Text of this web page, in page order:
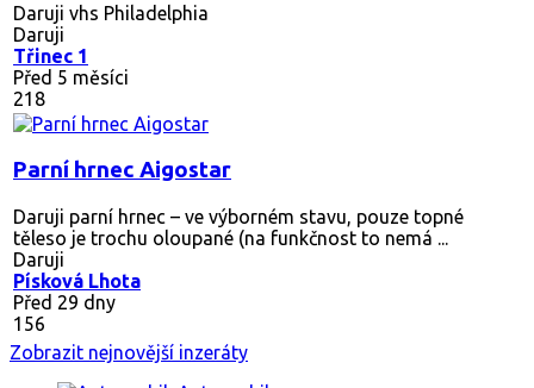
Daruji vhs Philadelphia
Daruji
Třinec 1
Před 5 měsíci
218
Parní hrnec Aigostar
Daruji parní hrnec – ve výborném stavu, pouze topné
těleso je trochu oloupané (na funkčnost to nemá ...
Daruji
Písková Lhota
Před 29 dny
156
Zobrazit nejnovější inzeráty